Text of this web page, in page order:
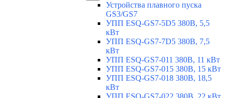
Устройства плавного пуска
GS3/GS7
УПП ESQ-GS7-5D5 380В, 5,5
кВт
УПП ESQ-GS7-7D5 380В, 7,5
кВт
УПП ESQ-GS7-011 380В, 11 кВт
УПП ESQ-GS7-015 380В, 15 кВт
УПП ESQ-GS7-018 380В, 18,5
кВт